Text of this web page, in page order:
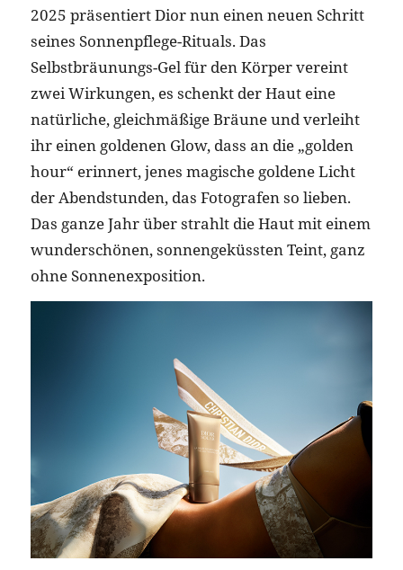
2025 präsentiert Dior nun einen neuen Schritt
seines Sonnenpflege-Rituals. Das
Selbstbräunungs-Gel für den Körper vereint
zwei Wirkungen, es schenkt der Haut eine
natürliche, gleichmäßige Bräune und verleiht
ihr einen goldenen Glow, dass an die „golden
hour“ erinnert, jenes magische goldene Licht
der Abendstunden, das Fotografen so lieben.
Das ganze Jahr über strahlt die Haut mit einem
wunderschönen, sonnengeküssten Teint, ganz
ohne Sonnenexposition.